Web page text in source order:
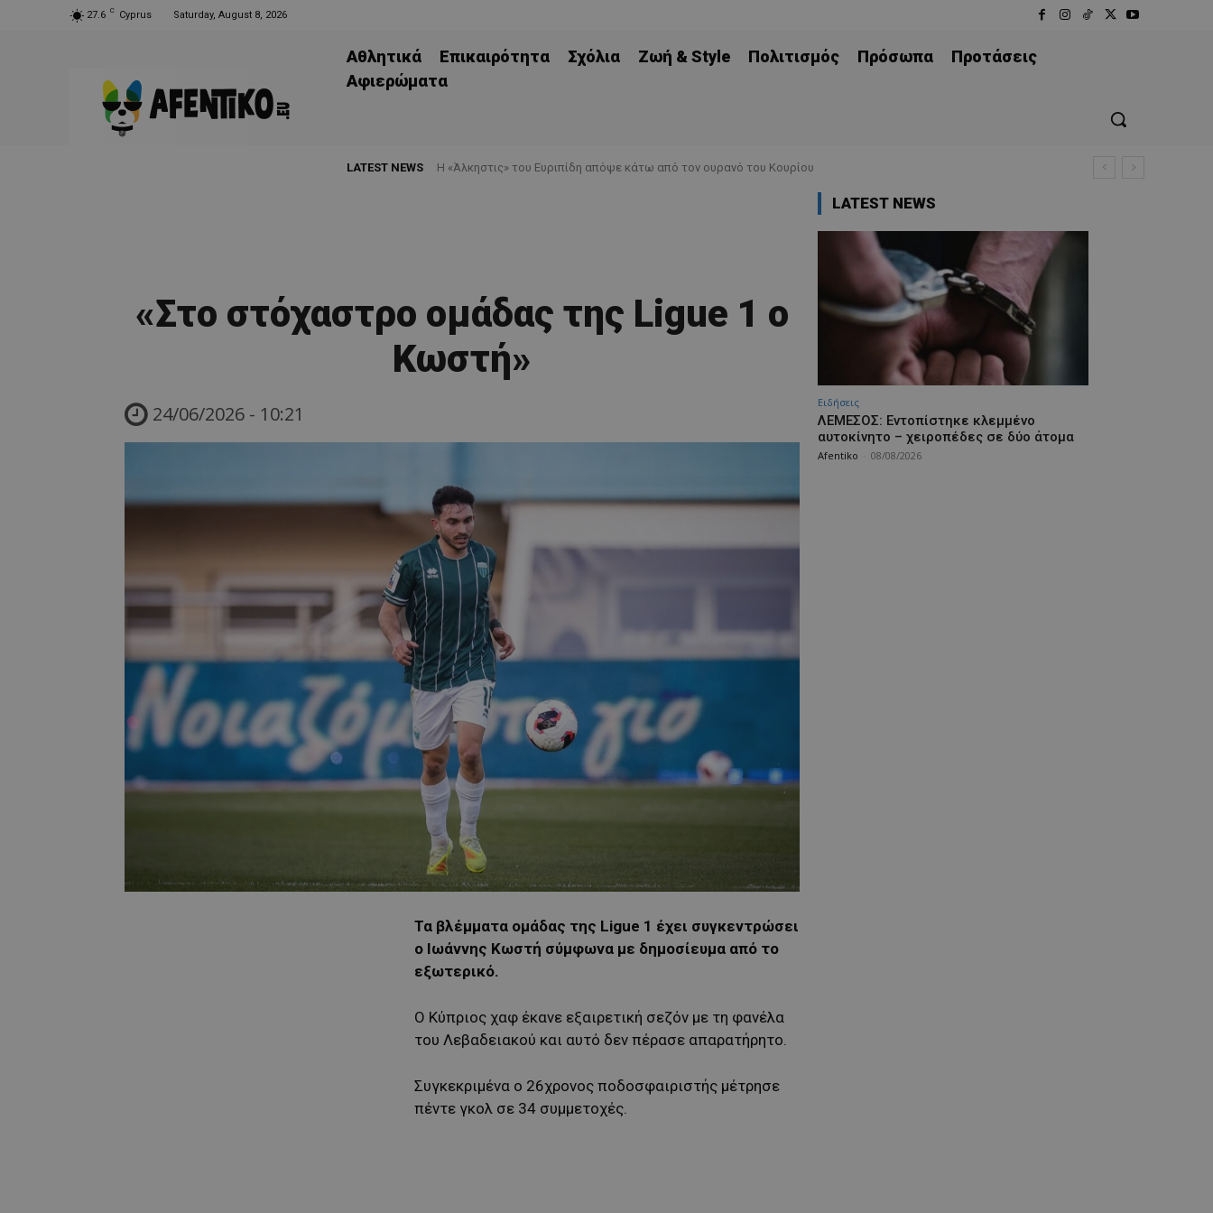
27.6 C Cyprus Saturday, August 8, 2026
Αθλητικά Επικαιρότητα Σχόλια Ζωή & Style Πολιτισμός Πρόσωπα
Προτάσεις
Aφιερώματα
LATEST NEWS Η «Άλκηστις» του Ευριπίδη απόψε κάτω από τον ουρανό του Κουρίου
«Στο στόχαστρο ομάδας της Ligue 1 ο
Κωστή»
24/06/2026 - 10:21
Τα βλέμματα ομάδας της Ligue 1 έχει συγκεντρώσει
ο Ιωάννης Κωστή σύμφωνα με δημοσίευμα από το
εξωτερικό.
Ο Κύπριος χαφ έκανε εξαιρετική σεζόν με τη φανέλα
του Λεβαδειακού και αυτό δεν πέρασε απαρατήρητο.
Συγκεκριμένα ο 26χρονος ποδοσφαιριστής μέτρησε
πέντε γκολ σε 34 συμμετοχές.
LATEST NEWS
Ειδήσεις
ΛΕΜΕΣΟΣ: Εντοπίστηκε κλεμμένο
αυτοκίνητο – χειροπέδες σε δύο άτομα
Afentiko 08/08/2026